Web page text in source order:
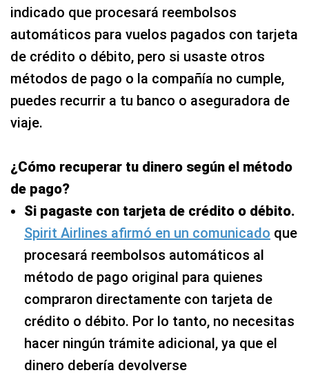
indicado que procesará reembolsos
automáticos para vuelos pagados con tarjeta
de crédito o débito, pero si usaste otros
métodos de pago o la compañía no cumple,
puedes recurrir a tu banco o aseguradora de
viaje.
¿Cómo recuperar tu dinero según el método
de pago?
Si pagaste con tarjeta de crédito o débito.
Spirit Airlines afirmó en un comunicado que
procesará reembolsos automáticos al
método de pago original para quienes
compraron directamente con tarjeta de
crédito o débito. Por lo tanto, no necesitas
hacer ningún trámite adicional, ya que el
dinero debería devolverse